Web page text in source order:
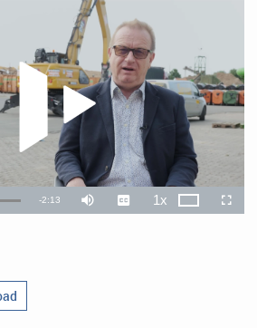
Play
Remaining
-2:13 Mute Captions1xPlayback
Rate